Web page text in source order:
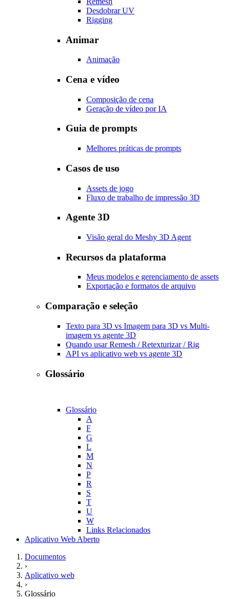
Desdobrar UV
Rigging
Animar
Animação
Cena e vídeo
Composição de cena
Geração de vídeo por IA
Guia de prompts
Melhores práticas de prompts
Casos de uso
Assets de jogo
Fluxo de trabalho de impressão 3D
Agente 3D
Visão geral do Meshy 3D Agent
Recursos da plataforma
Meus modelos e gerenciamento de assets
Exportação e formatos de arquivo
Comparação e seleção
Texto para 3D vs Imagem para 3D vs Multi-
imagem vs agente 3D
Quando usar Remesh / Retexturizar / Rig
API vs aplicativo web vs agente 3D
Glossário
Glossário
A
F
G
L
M
N
P
R
S
T
U
W
Links Relacionados
Aplicativo Web Aberto
Documentos
›
Aplicativo web
›
Glossário